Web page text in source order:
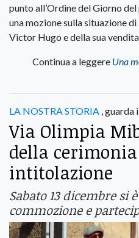
punto all’Ordine del Giorno
una mozione sulla situazione
Victor Hugo e della sua
Continua a leggere Una
LA NOSTRA STORIA , guarda
Via Olimpia
della
intitolazione
Sabato 13 dicembre si
commozione e